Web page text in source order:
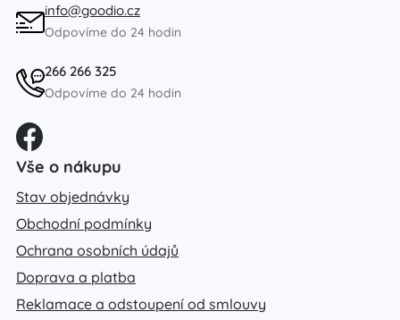
info@goodio.cz
Odpovíme do 24 hodin
266 266 325
Odpovíme do 24 hodin
Vše o nákupu
Stav objednávky
Obchodní podmínky
Ochrana osobních údajů
Doprava a platba
Reklamace a odstoupení od smlouvy